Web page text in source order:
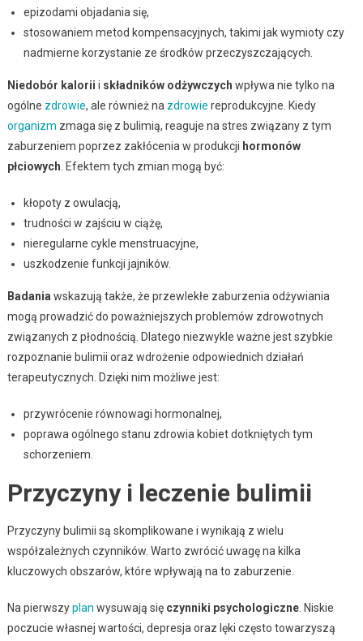
epizodami objadania się,
stosowaniem metod kompensacyjnych, takimi jak wymioty czy
nadmierne korzystanie ze środków przeczyszczających.
Niedobór kalorii i składników odżywczych wpływa nie tylko na
ogólne zdrowie, ale również na zdrowie reprodukcyjne. Kiedy
organizm zmaga się z bulimią, reaguje na stres związany z tym
zaburzeniem poprzez zakłócenia w produkcji hormonów
płciowych . Efektem tych zmian mogą być:
kłopoty z owulacją,
trudności w zajściu w ciążę,
nieregularne cykle menstruacyjne,
uszkodzenie funkcji jajników.
Badania wskazują także, że przewlekłe zaburzenia odżywiania
mogą prowadzić do poważniejszych problemów zdrowotnych
związanych z płodnością. Dlatego niezwykle ważne jest szybkie
rozpoznanie bulimii oraz wdrożenie odpowiednich działań
terapeutycznych. Dzięki nim możliwe jest:
przywrócenie równowagi hormonalnej,
poprawa ogólnego stanu zdrowia kobiet dotkniętych tym
schorzeniem.
Przyczyny i leczenie bulimii
Przyczyny bulimii są skomplikowane i wynikają z wielu
współzależnych czynników. Warto zwrócić uwagę na kilka
kluczowych obszarów, które wpływają na to zaburzenie.
Na pierwszyplan wysuwają się czynniki psychologiczne. Niskie
poczucie własnej wartości, depresja oraz lęki często towarzyszą